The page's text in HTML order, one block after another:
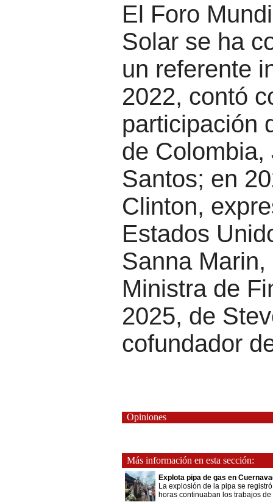
El Foro
Solar se ha
un referente
2022, contó
participación
de Colombia,
Santos; en
Clinton,
Estados
Sanna
Ministra de
2025, de
cofundador
Opiniones
Más información en esta sección:
Explota pipa de gas en
La explosión de la pipa se
horas continuaban los trabajos